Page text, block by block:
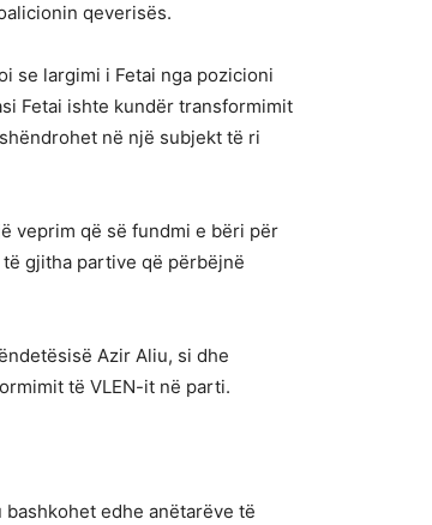
qeverisës.
se largimi i Fetai nga pozicioni
Fetai ishte kundër transformimit
në një subjekt të ri
veprim që së fundmi e bëri për
gjitha partive që përbëjnë
Azir Aliu, si dhe
të VLEN-it në parti.
edhe anëtarëve të